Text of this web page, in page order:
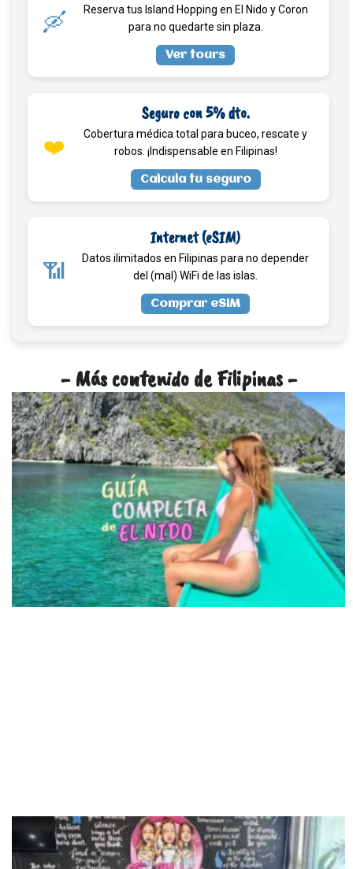
🛶
Reserva tus Island Hopping en El Nido y Coron
para no quedarte sin plaza.
Ver tours
❤️
Seguro con 5% dto.
Cobertura médica total para buceo, rescate y
robos. ¡Indispensable en Filipinas!
Calcula tu seguro
📶
Internet (eSIM)
Datos ilimitados en Filipinas para no depender
del (mal) WiFi de las islas.
Comprar eSIM
- Más contenido de Filipinas -